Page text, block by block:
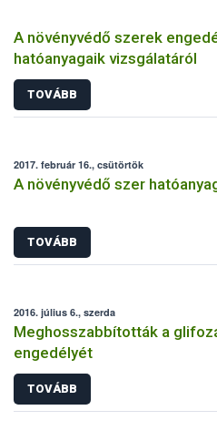
A növényvédő szerek
hatóanyagaik vizsgálatáról
TOVÁBB
2017. február 16., csütörtök
A növényvédő szer
TOVÁBB
2016. július 6., szerda
Meghosszabbították a
engedélyét
TOVÁBB